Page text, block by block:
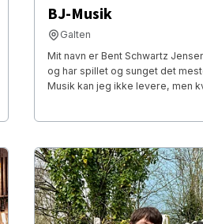
BJ-Musik
Galten
Mit navn er Bent Schwartz
og har spillet og sunget det
Musik kan jeg ikke levere, men